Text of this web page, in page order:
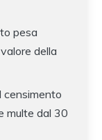
pesa
della
censimento
multe dal 30